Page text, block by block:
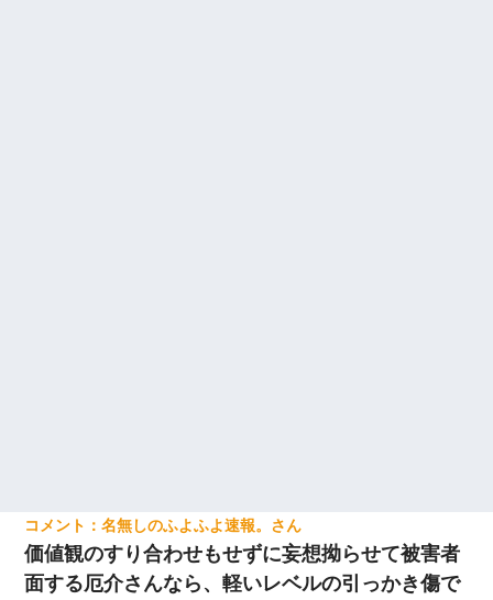
名無しのふよふよ速報。
価値観のすり合わせもせずに妄想拗らせて被害者
面する厄介さんなら、軽いレベルの引っかき傷で